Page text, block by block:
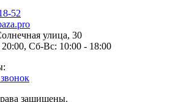
52
улица, 30
Сб-Вс: 10:00 - 18:00
защищены.